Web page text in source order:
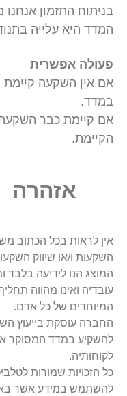
בניתוח התזמון
המדד היא עלייה
פעולה אפשרית
אם אין השקעה
במדד.
אם קיימת כבר
הקיימת.
אזהרה
אין לראות בכל הכתוב
השקעות ו/או שיווק
המוצג הנו לידיעה בלבד
עובדיה ואינו מהווה
המיוחדים של כל אדם.
החברה עוסקת בייעוץ
להשקיע במדד המסוקר
לקוחותיה.
כל הזכויות שמורות
להשתמש במידע אשר